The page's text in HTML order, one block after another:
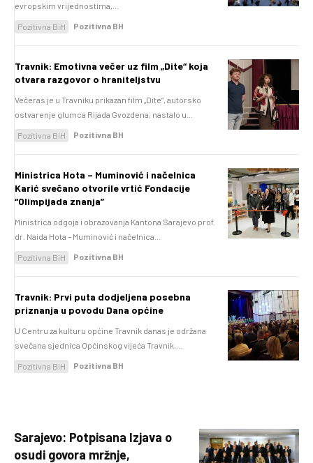
evropskim vrijednostima,...
Pozitivna BiH Pozitivna BH
Travnik: Emotivna večer uz film „Dite“ koja
otvara razgovor o hraniteljstvu
Večeras je u Travniku prikazan film „Dite“, autorsko
ostvarenje glumca Rijada Gvozdena, nastalo u...
Pozitivna BiH Pozitivna BH
Ministrica Hota – Muminović i načelnica
Karić svečano otvorile vrtić Fondacije
“Olimpijada znanja”
Ministrica odgoja i obrazovanja Kantona Sarajevo prof.
dr. Naida Hota – Muminović i načelnica...
Pozitivna BiH Pozitivna BH
Travnik: Prvi puta dodjeljena posebna
priznanja u povodu Dana općine
U Centru za kulturu općine Travnik danas je održana
svečana sjednica Općinskog vijeća Travnik,...
Pozitivna BiH Pozitivna BH
Sarajevo: Potpisana Izjava o
osudi govora mržnje,